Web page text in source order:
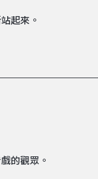
起來。
的觀眾。